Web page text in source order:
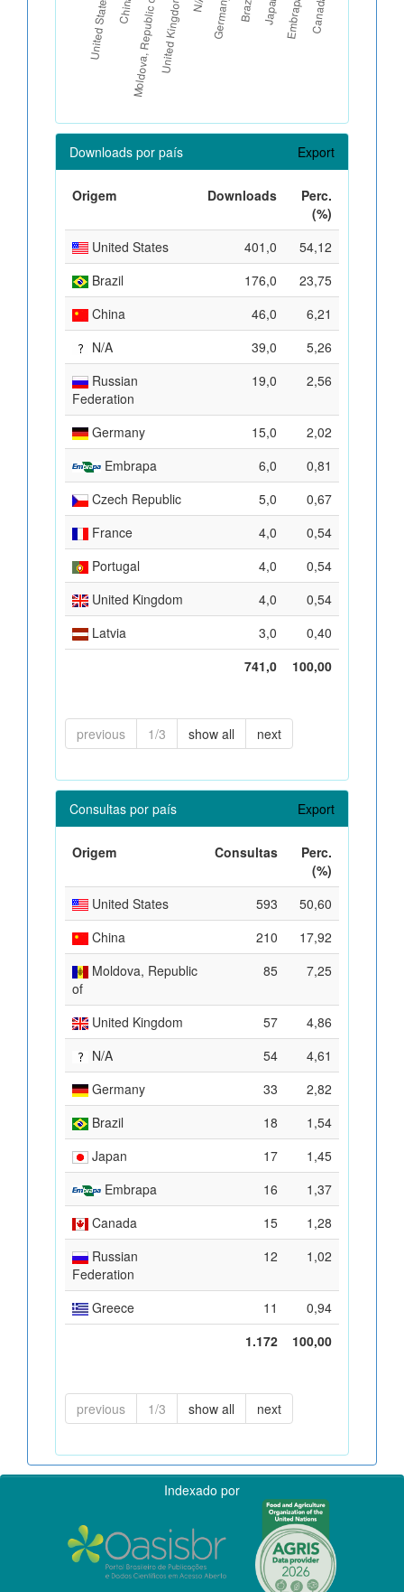
Downloads por país Export
Origem Downloads
Perc.
(%)
United States
401,0
54,12
Brazil
176,0
23,75
China
46,0
6,21
N/A
39,0
5,26
Russian
Federation
19,0 2,56
Germany 15,0
2,02
Embrapa
6,0
0,81
Czech Republic
5,0
0,67
France
4,0
0,54
Portugal
4,0
0,54
United Kingdom
4,0
0,54
Latvia
3,0
0,40
741,0
100,00
previous 1/3 show all next
Consultas por país Export
Origem Consultas
Perc.
(%)
United States
593
50,60
China
210
17,92
Moldova, Republic
of
85 7,25
United Kingdom 57
4,86
N/A
54
4,61
Germany
33
2,82
Brazil
18
1,54
Japan
17
1,45
Embrapa
16
1,37
Canada
15
1,28
Russian
Federation
12 1,02
Greece 11
0,94
1.172
100,00
previous 1/3 show all next
Indexado por